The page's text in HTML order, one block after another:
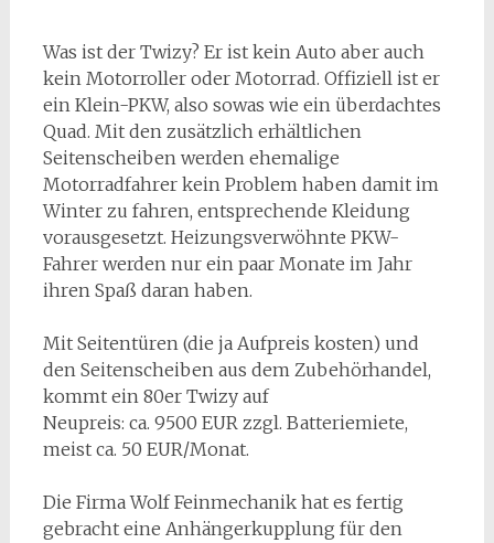
Was ist der Twizy? Er ist kein Auto aber auch
kein Motorroller oder Motorrad. Offiziell ist er
ein Klein-PKW, also sowas wie ein überdachtes
Quad. Mit den zusätzlich erhältlichen
Seitenscheiben werden ehemalige
Motorradfahrer kein Problem haben damit im
Winter zu fahren, entsprechende Kleidung
vorausgesetzt. Heizungsverwöhnte PKW-
Fahrer werden nur ein paar Monate im Jahr
ihren Spaß daran haben.
Mit Seitentüren (die ja Aufpreis kosten) und
den Seitenscheiben aus dem Zubehörhandel,
kommt ein 80er Twizy auf
Neupreis: ca. 9500 EUR zzgl. Batteriemiete,
meist ca. 50 EUR/Monat.
Die Firma Wolf Feinmechanik hat es fertig
gebracht eine Anhängerkupplung für den